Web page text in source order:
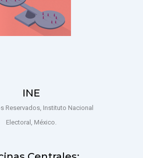
INE
Reservados, Instituto Nacional
Electoral, México.